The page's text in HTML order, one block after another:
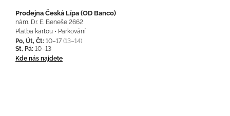
Prodejna Česká Lípa (OD Banco)
nám. Dr. E. Beneše 2662
Platba kartou • Parkování
Po, Út, Čt: 10–17 (13–14)
St, Pá: 10–13
Kde nás najdete